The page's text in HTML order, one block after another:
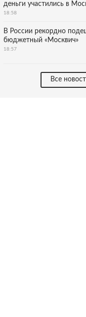
деньги участились в
18:58
В России рекордно
бюджетный «Москвич»
18:57
Все